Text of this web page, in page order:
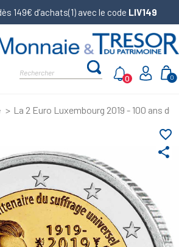
149€ d’achats(1) avec le code LIV149
0
0
La 2 Euro Luxembourg 2019 - 100 ans
share
favorite_border